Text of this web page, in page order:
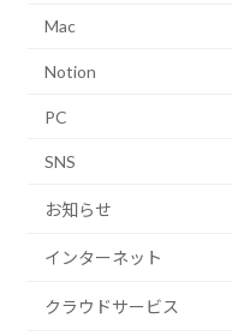
Mac
Notion
PC
SNS
お知らせ
インターネット
クラウドサービス